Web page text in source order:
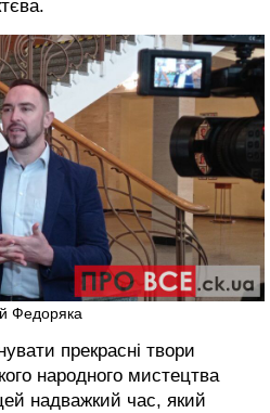
Федоряка
прекрасні твори
народного мистецтва
надважкий час, який